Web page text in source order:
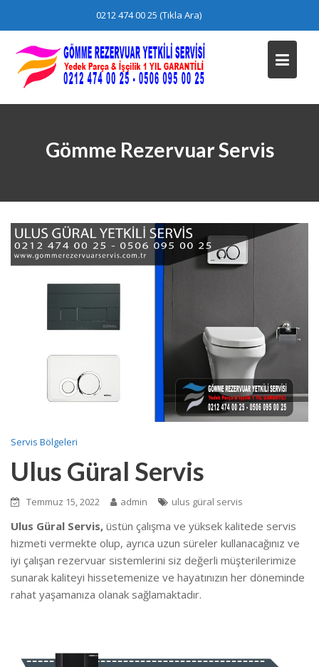
content
0212 474 00 25 (Tıkla Ara)
Gömme Rezervuar Servis
Servis Bölgeleri
Ulus Güral Servis
Temmuz 15, 2022 admin ulus güral servis
Ulus Güral Servis, üstün çalışma ve yüksek kalitede servis
hizmeti vermekte olup, ayrıca uzun süreler kullanacağınız ve
iyi çalışan rezervuar sistemlerini siz değerli müşterilerimize
sunarak kaliteyi hissetemenize ve hayatınızın her döneminde
rahat yaşamanıza olanak sağlamaktadır.